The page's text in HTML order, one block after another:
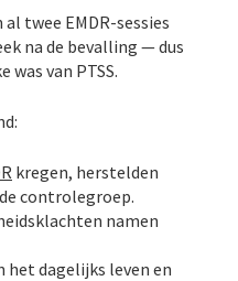
twee EMDR-sessies
na de bevalling — dus
van PTSS.
kregen, herstelden
controlegroep.
namen
het dagelijks leven en